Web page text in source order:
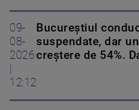
09-
08-
2026
|
12:12
Bucureștiul
suspendate, dar
creștere de 54%.